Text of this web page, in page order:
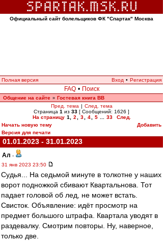
Официальный сайт болельщиков ФК "Спартак" Москва
Полная версия Вход • Регистрация
FAQ • Поиск
Общение на сайте » Гостевая книга ВВ
Пред. тема | След. тема
Страница 1 из 33 [ Сообщений: 1626 ]
На страницу 1 2 3 4 5 33
След.
Начать новую тему
Добавить
Версия для печати
01.01.2023 - 31.01.2023
Ал -
31 янв 2023 23:50
Судья... На седьмой минуте в толкотне у наших
ворот подножкой сбивают Квартальнова. Тот
падает головой об лед, не может встать.
Свисток. Объявление: идёт просмотр на
предмет большого штрафа. Квартала уводят в
раздевалку. Смотрим повторы. Ну, наверное,
только две.